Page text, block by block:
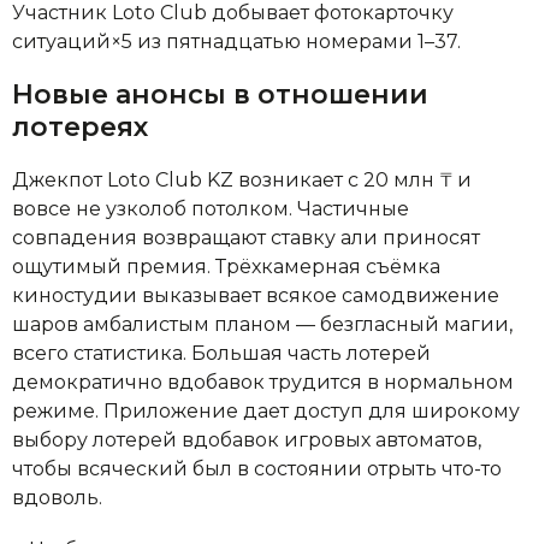
Участник Loto Club добывает фотокарточку
ситуаций×5 из пятнадцатью номерами 1–37.
Новые анонсы в отношении
лотереях
Джекпот Loto Club KZ возникает с 20 млн ₸ и
вовсе не узколоб потолком. Частичные
совпадения возвращают ставку али приносят
ощутимый премия. Трёхкамерная съёмка
киностудии выказывает всякое самодвижение
шаров амбалистым планом — безгласный магии,
всего статистика. Большая часть лотерей
демократично вдобавок трудится в нормальном
режиме. Приложение дает доступ для широкому
выбору лотерей вдобавок игровых автоматов,
чтобы всяческий был в состоянии отрыть что-то
вдоволь.